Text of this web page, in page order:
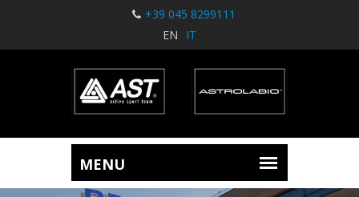
+39 045 8299111
EN
IT